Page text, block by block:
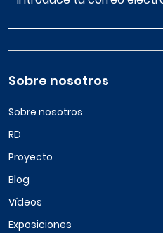
Sobre nosotros
Sobre nosotros
RD
Proyecto
Blog
Vídeos
Exposiciones